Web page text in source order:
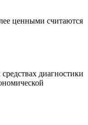
ценными считаются
диагностики